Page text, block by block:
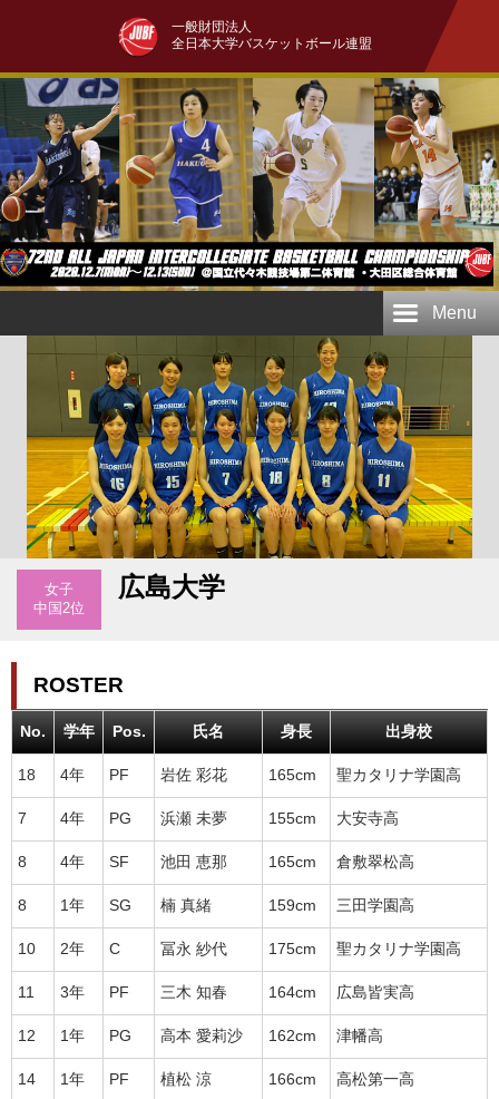
一般財団法人
全日本大学バスケットボール連盟
Menu
女子
中国2位
広島大学
ROSTER
No. 学年 Pos. 氏名 身長 出身校
18 4年 PF 岩佐 彩花 165cm 聖カタリナ学園高
7 4年 PG 浜瀬 未夢 155cm 大安寺高
8 4年 SF 池田 恵那 165cm 倉敷翠松高
8 1年 SG 楠 真緒 159cm 三田学園高
10 2年 C 冨永 紗代 175cm 聖カタリナ学園高
11 3年 PF 三木 知春 164cm 広島皆実高
12 1年 PG 高本 愛莉沙 162cm 津幡高
14 1年 PF 植松 涼 166cm 高松第一高